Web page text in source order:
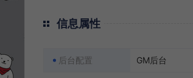
信息属性
后台配置 GM后台